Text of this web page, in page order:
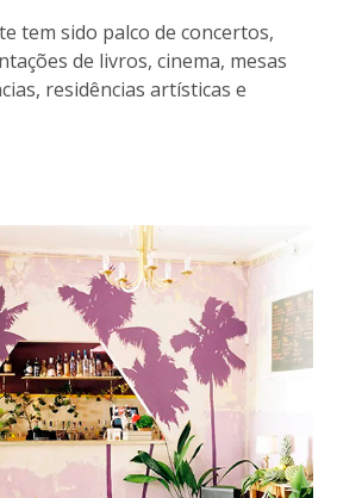
tem sido palco de concertos,
de livros, cinema, mesas
residências artísticas e